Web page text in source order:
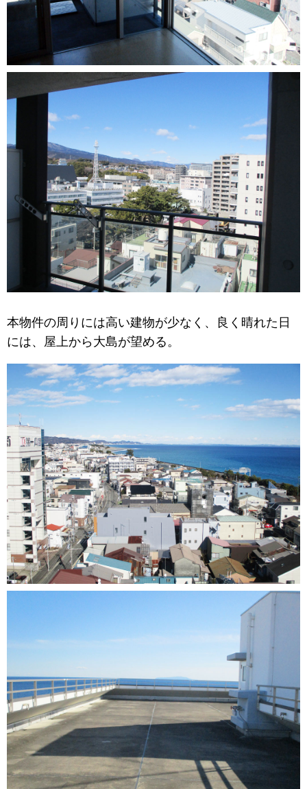
本物件の周りには高い建物が少なく、良く晴れた日
には、屋上から大島が望める。